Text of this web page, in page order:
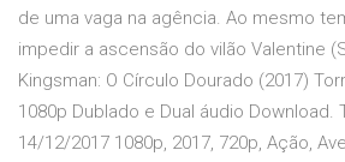
de uma vaga na agência. Ao mesmo
impedir a ascensão do vilão Valentine
Kingsman: O Círculo Dourado (2017)
1080p Dublado e Dual áudio Download.
14/12/2017 1080p, 2017, 720p, Ação,